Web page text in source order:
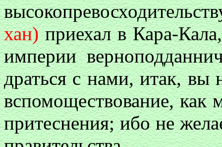
хан)приехал в Кара-
империи
драться с нами, итак, вы
вспомоществование, как
притеснения; ибо не